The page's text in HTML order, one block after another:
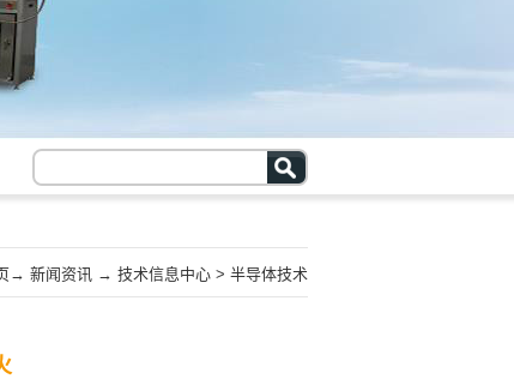
→ 新闻资讯 → 技术信息中心 > 半导体技术